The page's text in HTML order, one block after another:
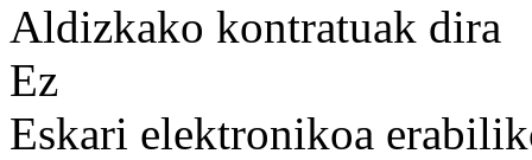
Aldizkako kontratuak dira
Ez
Eskari elektronikoa